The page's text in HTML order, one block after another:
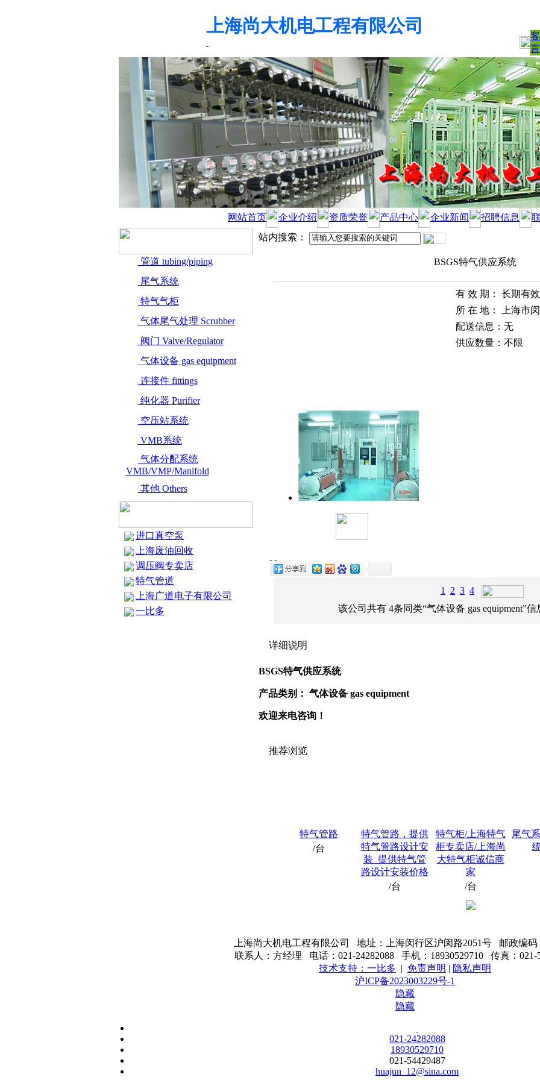
上海尚大机电工程有限公司
言
网站首页 企业介绍 资质荣誉 产品中心 企业新闻 招聘信息
管道 tubing/piping
尾气系统
特气气柜
气体尾气处理 Scrubber
阀门 Valve/Regulator
气体设备 gas equipment
连接件 fittings
纯化器 Purifier
空压站系统
VMB系统
气体分配系统
VMB/VMP/Manifold
其他 Others
进口真空泵
上海废油回收
调压阀专卖店
特气管道
上海广道电子有限公司
一比多
站内搜索：
BSGS特气供应系统
有 效 期：
长期有效
所 在 地：
上海市
配送信息： 无
供应数量： 不限
1 2 3 4
该公司共有 4条同类“气体设备 gas equipment”
详细说明
BSGS特气供应系统
产品类别： 气体设备 gas equipment
欢迎来电咨询！
推荐浏览
特气管路
/台
特气管路，提供
特气管路设计安
装_提供特气管
路设计安装价格
/台
特气柜/上海特气
柜专卖店/上海尚
大特气柜诚信商
家
/台
尾气
上海尚大机电工程有限公司 地址：上海闵行区沪闵路2051号 邮政编码
联系人：方经理 电话：021-24282088 手机：18930529710 传真：021-
技术支持：一比多 | 免责声明 | 隐私声明
沪ICP备2023003229号-1
隐藏
隐藏
021-24282088
18930529710
021-54429487
huajun_12@sina.com